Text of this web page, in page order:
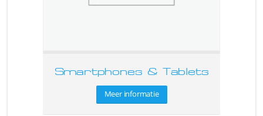
Smartphones & Tablets
Meer informatie